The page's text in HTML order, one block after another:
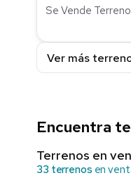
Se Vende
Ver más
Encuentra
Terrenos en
33 terrenos en